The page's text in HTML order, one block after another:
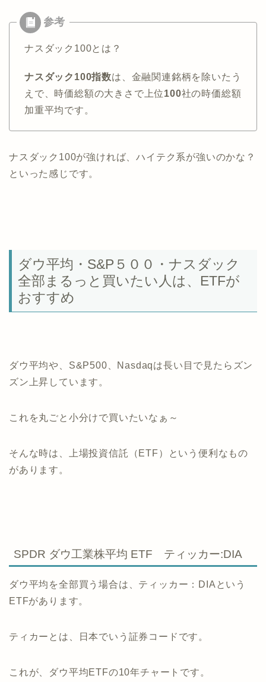
ナスダック100とは？
ナスダック100指数は、金融関連銘柄を除いたう
えで、時価総額の大きさで上位100社の時価総額
加重平均です。
ナスダック100が強ければ、ハイテク系が強いのかな？
といった感じです。
ダウ平均・S&P５００・ナスダック
全部まるっと買いたい人は、ETFが
おすすめ
ダウ平均や、S&P500、Nasdaqは長い目で見たらズン
ズン上昇しています。
これを丸ごと小分けで買いたいなぁ～
そんな時は、上場投資信託（ETF）という便利なもの
があります。
SPDR ダウ工業株平均 ETF ティッカー:DIA
ダウ平均を全部買う場合は、ティッカー：DIAという
ETFがあります。
ティカーとは、日本でいう証券コードです。
これが、ダウ平均ETFの10年チャートです。